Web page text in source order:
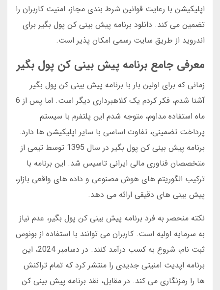
اپلیکیشن با رعایت قوانین شرط بندی مجاز، امنیت کاربران را
تضمین می کند. دانلود برنامه پیش بینی کن پول بگیر برای
اندروید از طریق سایت رسمی امکان پذیر است.
معرفی جامع برنامه پیش بینی کن پول بگیر
زمانی که برای اولین بار با برنامه پیش بینی کن پول بگیر
آشنا شدم، فکر کردم یک کلاهبرداری دیگر است. اما پس از 6
ماه استفاده مداوم، متوجه شدم این پلتفرم با سیستم
پرداخت تضمینی، تفاوت اساسی با سایر اپلیکیشن ها دارد.
برنامه پیش بینی کن پول بگیر در سال 1395 توسط تیمی از
متخصصان فناوری مالی ایرانی تاسیس شد. این برنامه با
ترکیب الگوریتم های هوش مصنوعی و داده های واقعی بازار،
پیش بینی های دقیقی ارائه می دهد.
نکته منحصر به فرد برنامه پیش بینی کن پول بگیر، عدم نیاز
به سرمایه اولیه است. کاربران می توانند با استفاده از بونوس
ثبت نام، شروع به کسب درآمد کنند. در دسامبر 2024، این
برنامه اپدیت امنیتی جدیدی را منتشر کرد که تمام تراکنش
ها را رمزنگاری می کند. در مقابل، نقد برنامه پیش بینی کن